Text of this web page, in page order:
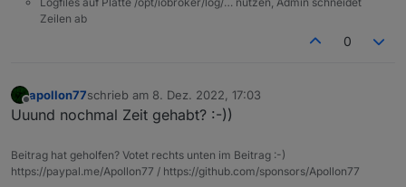
Zeilen ab
0
Offline
apollon77schrieb am 8. Dez. 2022, 17:03
zuletzt editiert von
Uuund nochmal Zeit gehabt? :-))
Beitrag hat geholfen? Votet rechts unten im Beitrag :-)
https://paypal.me/Apollon77 / https://github.com/sponsors/Apollon77